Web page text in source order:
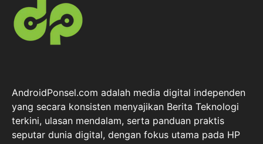
AndroidPonsel.com adalah media digital independen
yang secara konsisten menyajikan Berita Teknologi
terkini, ulasan mendalam, serta panduan praktis
seputar dunia digital, dengan fokus utama pada HP